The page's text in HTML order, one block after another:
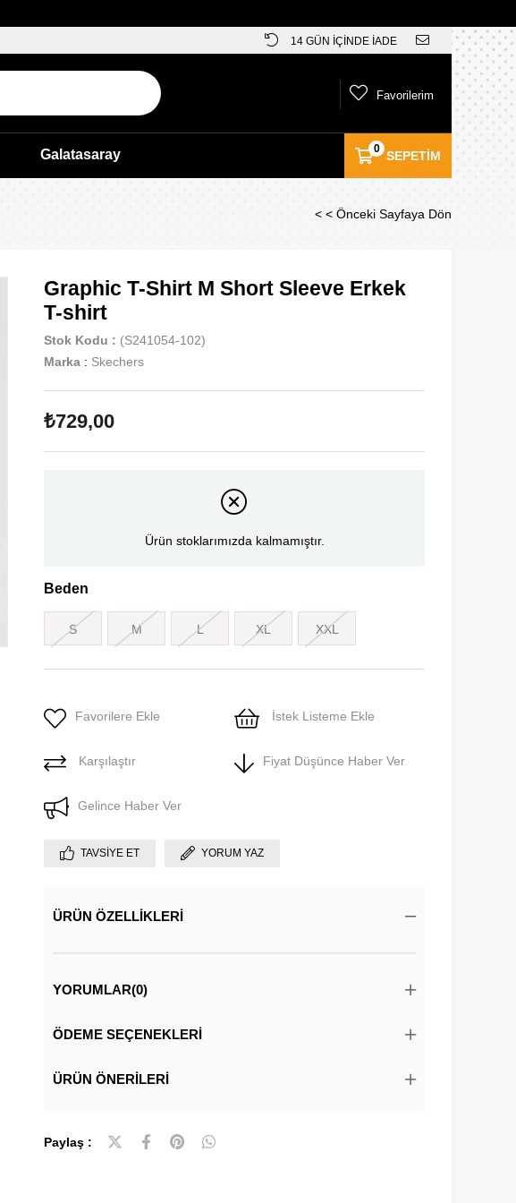
14 GÜN İÇİNDE İADE
SEPETIM
0
Favorilerim
Galatasaray
< < Önceki Sayfaya Dön
Graphic T-Shirt M Short Sleeve Erkek
T-shirt
Stok Kodu
(S241054-102)
Marka : Skechers
₺729,00
Ürün stoklarımızda kalmamıştır.
Beden
S M L XL XXL
Favorilere Ekle İstek Listeme Ekle
Karşılaştır Fiyat Düşünce Haber Ver
Gelince Haber Ver
TAVSIYE ET YORUM YAZ
ÜRÜN ÖZELLIKLERI
YORUMLAR(0)
ÖDEME SEÇENEKLERI
ÜRÜN ÖNERILERI
Paylaş :